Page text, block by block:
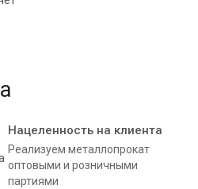
Нацеленность на клиента
Реализуем металлопрокат
оптовыми и розничными
партиями